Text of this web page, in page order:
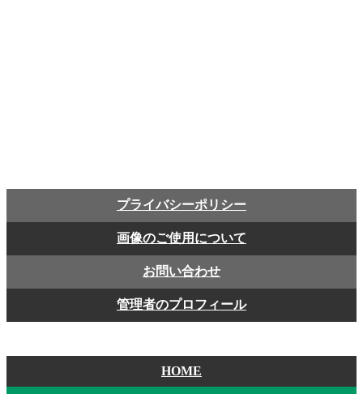
プライバシーポリシー
画像のご使用について
お問い合わせ
管理者のプロフィール
HOME